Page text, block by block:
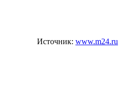
Источник: www.m24.ru